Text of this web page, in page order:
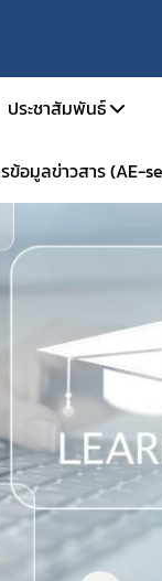
ประชาสัมพันธ์
ข่าวด้านความป
ถาม - ตอบ (Q&A)
ข้อมูลข่าวสาร (AE-
ระเบียบการบริการข้อมูล